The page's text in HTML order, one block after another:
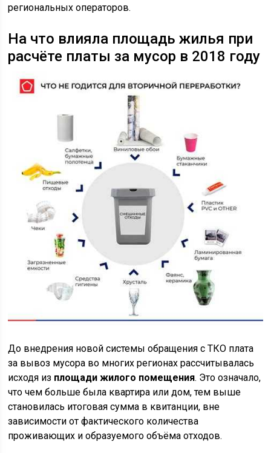
региональных операторов.
На что влияла площадь жилья при
расчёте платы за мусор в 2018 году
До внедрения новой системы обращения с ТКО плата
за вывоз мусора во многих регионах рассчитывалась
исходя из площади жилого помещения. Это означало,
что чем больше была квартира или дом, тем выше
становилась итоговая сумма в квитанции, вне
зависимости от фактического количества
проживающих и образуемого объёма отходов.